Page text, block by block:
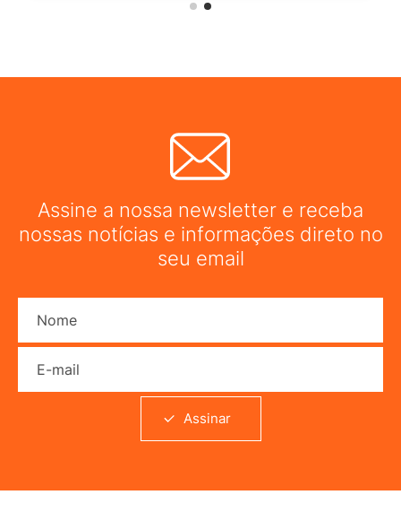
Assine a nossa newsletter e receba
nossas notícias e informações direto no
seu email
Assinar